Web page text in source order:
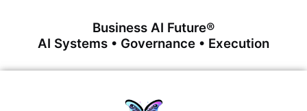
Business AI Future®
AI Systems • Governance • Execution